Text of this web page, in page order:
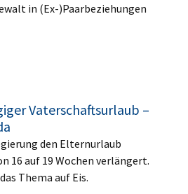
in (Ex-)Paarbeziehungen
Vaterschaftsurlaub –
den Elternurlaub
16 auf 19 Wochen verlängert.
Thema auf Eis.